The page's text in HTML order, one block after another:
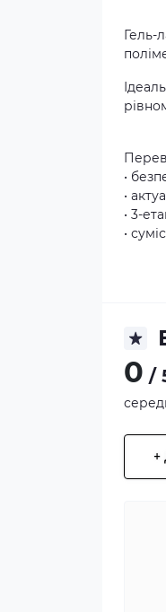
Гель-
•
•
• 3-
•
0 /
+